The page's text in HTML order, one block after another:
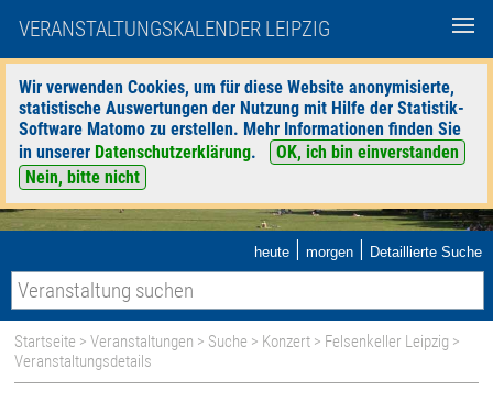
VERANSTALTUNGSKALENDER LEIPZIG
Wir verwenden Cookies, um für diese Website anonymisierte,
statistische Auswertungen der Nutzung mit Hilfe der Statistik-
Software Matomo zu erstellen. Mehr Informationen finden Sie
in unserer Datenschutzerklärung.
OK, ich bin einverstanden
Nein, bitte nicht
heute | morgen | Detaillierte Suche
Startseite >Veranstaltungen > Suche > Konzert > Felsenkeller Leipzig >
Veranstaltungsdetails